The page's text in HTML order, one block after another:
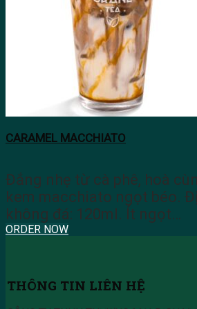
CARAMEL MACCHIATO
Đắng nhẹ từ cà phê, hoà
kem macchiato ngọt béo.
không đá: 120ml. Ít ngọt…
ORDER NOW
THÔNG TIN LIÊN HỆ